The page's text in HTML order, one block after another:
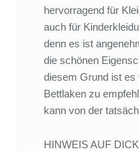
hervorragend für
auch für
denn es ist
die schönen
diesem Grund ist
Bettlaken zu
kann von der
HINWEIS AUF